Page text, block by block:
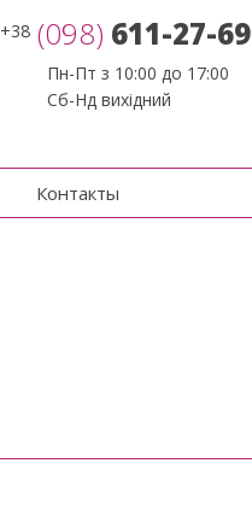
+38 (098) 611-27-69
Пн-Пт з 10:00 до 17:00
Сб-Нд вихідний
Контакты